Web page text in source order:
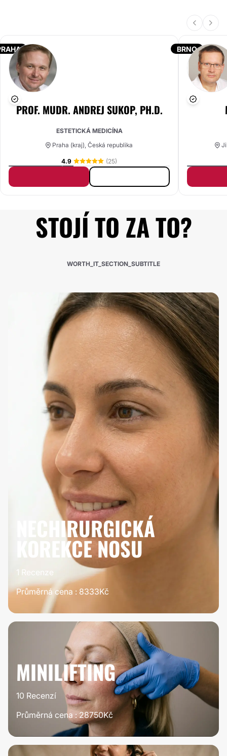
PROF. MUDR. ANDREJ SUKOP, PH.D.
ESTETICKÁ MEDICÍNA
Praha (kraj), Česká republika
4.9 (25)
BRNO
STOJÍ TO ZA TO?
WORTH_IT_SECTION_SUBTITLE
100%
NECHIRURGICKÁ
KOREKCE NOSU
1 Recenze
Průměrná cena : 8333Kč
100%
MINILIFTING
10 Recenzí
Průměrná cena : 28750Kč